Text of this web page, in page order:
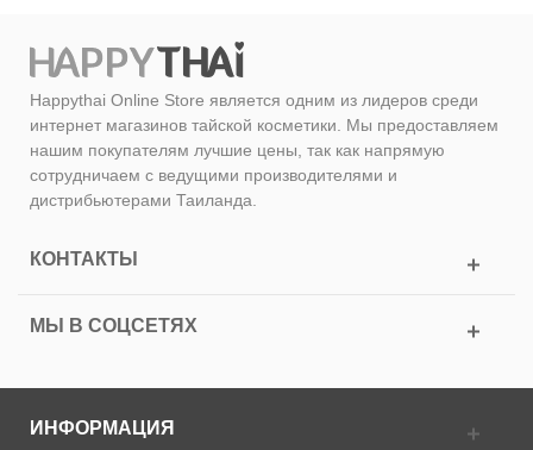
Happythai Online Store является одним из лидеров среди
интернет магазинов тайской косметики. Мы предоставляем
нашим покупателям лучшие цены, так как напрямую
сотрудничаем с ведущими производителями и
дистрибьютерами Таиланда.
КОНТАКТЫ
МЫ В СОЦСЕТЯХ
ИНФОРМАЦИЯ